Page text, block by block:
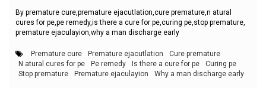
By premature cure,premature ejacutlation,cure premature,n atural
cures for pe,pe remedy,is there a cure for pe,curing pe,stop premature,
premature ejaculayion,why a man discharge early
Premature cure Premature ejacutlation
Cure premature
N atural cures for pe
Pe remedy Is there a cure for pe
Curing pe
Stop premature
Premature ejaculayion Why a man discharge early